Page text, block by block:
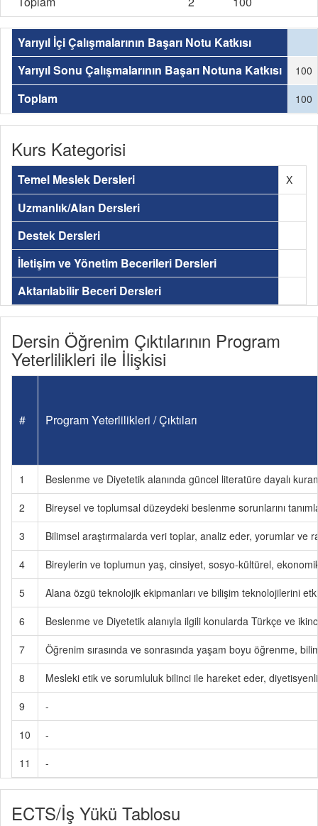
Yarıyıl İçi Çalışmalarının Başarı Notu Katkısı
Yarıyıl Sonu Çalışmalarının Başarı Notuna Katkısı
100
Toplam 100
Kurs Kategorisi
Temel Meslek Dersleri X
Uzmanlık/Alan Dersleri
Destek Dersleri
İletişim ve Yönetim Becerileri Dersleri
Aktarılabilir Beceri Dersleri
Dersin Öğrenim Çıktılarının Program
Yeterlilikleri ile İlişkisi
# Program Yeterlilikleri / Çıktıları
1
Beslenme ve Diyetetik alanında güncel literatüre dayalı
2
Bireysel ve toplumsal düzeydeki beslenme sorunlarını
3
Bilimsel araştırmalarda veri toplar, analiz eder, yorumlar ve
4
Bireylerin ve toplumun yaş, cinsiyet, sosyo-kültürel,
5
Alana özgü teknolojik ekipmanları ve bilişim teknolojilerini
6
Beslenme ve Diyetetik alanıyla ilgili konularda Türkçe ve
7
Öğrenim sırasında ve sonrasında yaşam boyu öğrenme,
8
Mesleki etik ve sorumluluk bilinci ile hareket eder,
9
-
10
-
11
-
ECTS/İş Yükü Tablosu